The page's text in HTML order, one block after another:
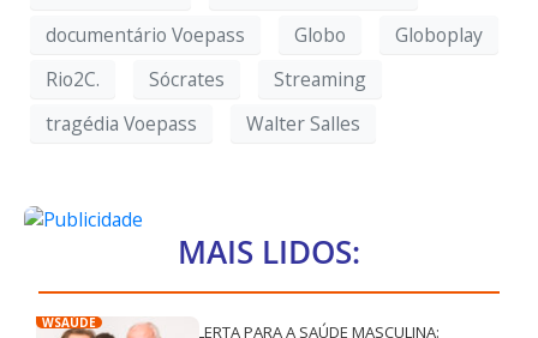
documentário Voepass
Globo
Globoplay
Rio2C.
Sócrates
Streaming
tragédia Voepass
Walter Salles
MAIS LIDOS:
WSAÚDE ALERTA PARA A SAÚDE MASCULINA: